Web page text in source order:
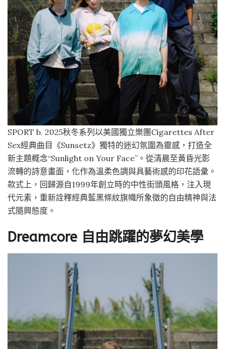
SPORT b. 2025秋冬系列以美國獨立樂團Cigarettes After
Sex經典曲目《Sunsetz》獨特的迷幻氛圍為靈感，打造全
新主題概念“Sunlight on Your Face”。從清晨至黃昏光影
流轉的詩意畫面，化作為溫柔色調與具藝術感的印花語彙。
款式上，回歸源自1999年創立時的中性街頭風格，注入現
代元素，重新詮釋經典藍黑條紋旗幟所象徵的自由精神與法
式隨興態度。
Dreamcore 自由跳躍的夢幻美學